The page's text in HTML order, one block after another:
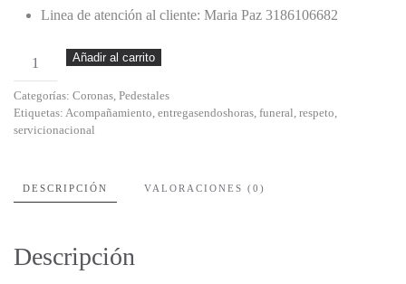
Linea de atención al cliente: Maria Paz 3186106682
Santa
Autun
cantidad
Añadir al carrito
Categorías: Coronas, Pedestales
Etiquetas: Acompañamiento, entregasendoshoras, funeral, respeto,
servicionacional
DESCRIPCIÓN VALORACIONES (0)
Descripción